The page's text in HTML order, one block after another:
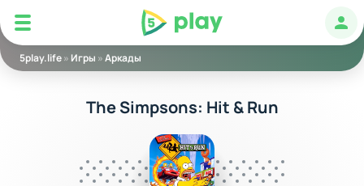
5play
5play.life» Игры »Аркады
The Simpsons: Hit & Run